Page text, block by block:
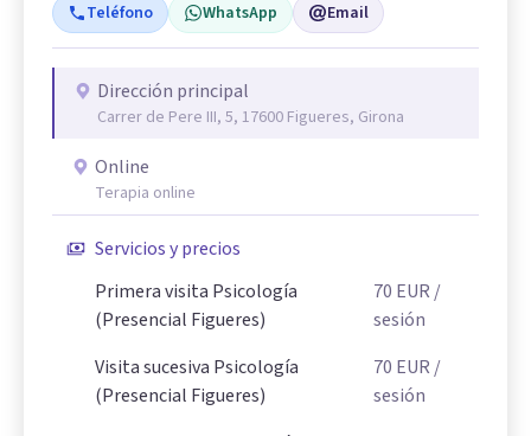
Teléfono WhatsApp Email
Dirección principal
Carrer de Pere III, 5, 17600 Figueres, Girona
Online
Terapia online
Servicios y precios
Primera visita Psicología
(Presencial Figueres)
70 EUR /
sesión
Visita sucesiva Psicología
(Presencial Figueres)
70 EUR /
sesión